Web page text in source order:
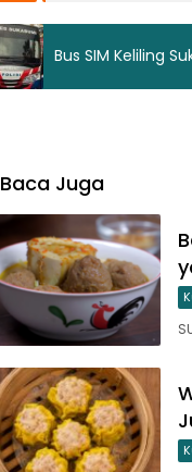
Bus SIM Keliling
Baca Juga